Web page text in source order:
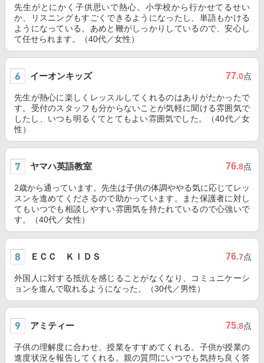
先生がとにかく子供思いで熱心。小学校から行かせてるせい
か、リスニングもすごくできるようになったし、単語もかける
ようになっている。あめと鞭がしっかりしているので、安心し
て任せられます。（40代／女性）
イーオンキッズ 77.0点
先生が熱心に楽しくレッスルしてくれるのはありがたかったで
す。受付のスタッフも分からないことが気軽に聞ける雰囲気で
したし、いつも明るくてとてもよい雰囲気でした。（40代／女
性）
ヤマハ英語教室 76.8点
2歳から通っています。先生は子供の体調ややる気に応じてレッ
スンを進めてくださるので助かっています。また保護者に対し
てもいつでも相談しやすい雰囲気を持たれているので心強いで
す。（40代／女性）
ＥＣＣ ＫＩＤＳ 76.7点
外国人に対する抵抗を感じることがなくなり、コミュニケーシ
ョンを進んで取れるようになった。（30代／男性）
アミティー 75.8点
子供の理解度に合わせ、授業をすすめてくれる。子供が授業の
進度状況を報告してくれる。親の質問にいつでも気持ち良く答